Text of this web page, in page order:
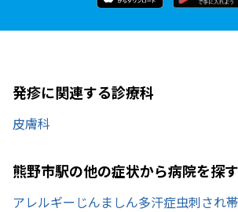
発疹に関連する診療科
皮膚科
熊野市駅の他の症状から病院を探す
アレルギー じんましん多汗症虫刺され